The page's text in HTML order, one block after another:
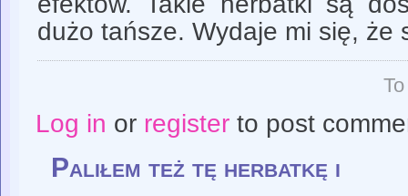
dużo tańsze. Wydaje mi się, że
Log in or registerto post
Paliłem też tę herbatkę i